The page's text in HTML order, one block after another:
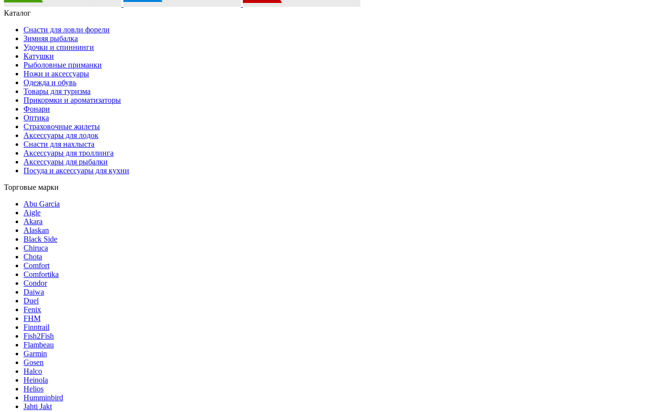
Каталог
Снасти для ловли форели
Зимняя рыбалка
Удочки и спиннинги
Катушки
Рыболовные приманки
Ножи и аксессуары
Одежда и обувь
Товары для туризма
Прикормки и ароматизаторы
Фонари
Оптика
Страховочные жилеты
Аксессуары для лодок
Снасти для нахлыста
Аксессуары для троллинга
Аксессуары для рыбалки
Посуда и аксессуары для кухни
Торговые марки
Abu Garcia
Aigle
Akara
Alaskan
Black Side
Chiruca
Chota
Comfort
Comfortika
Condor
Daiwa
Duel
Fenix
FHM
Finntrail
Fish2Fish
Flambeau
Garmin
Gosen
Halco
Heinola
Helios
Humminbird
Jahti Jakt